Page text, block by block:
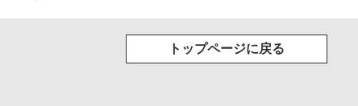
トップページに戻る